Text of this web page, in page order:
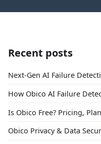
Recent posts
Next-Gen AI Failure
How Obico AI Failure
Is Obico Free? Pricing,
Obico Privacy & Data